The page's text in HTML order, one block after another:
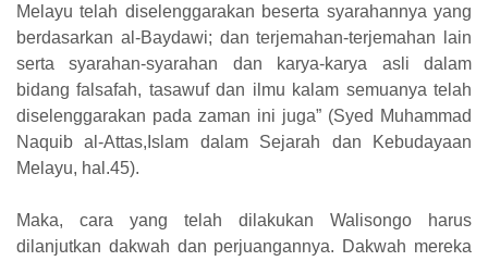
Melayu telah diselenggarakan beserta syarahannya yang
berdasarkan al-Baydawi; dan terjemahan-terjemahan lain
serta syarahan-syarahan dan karya-karya asli dalam
bidang falsafah, tasawuf dan ilmu kalam semuanya telah
diselenggarakan pada zaman ini juga” (Syed Muhammad
Naquib al-Attas,Islam dalam Sejarah dan Kebudayaan
Melayu, hal.45).
Maka, cara yang telah dilakukan Walisongo harus
dilanjutkan dakwah dan perjuangannya. Dakwah mereka